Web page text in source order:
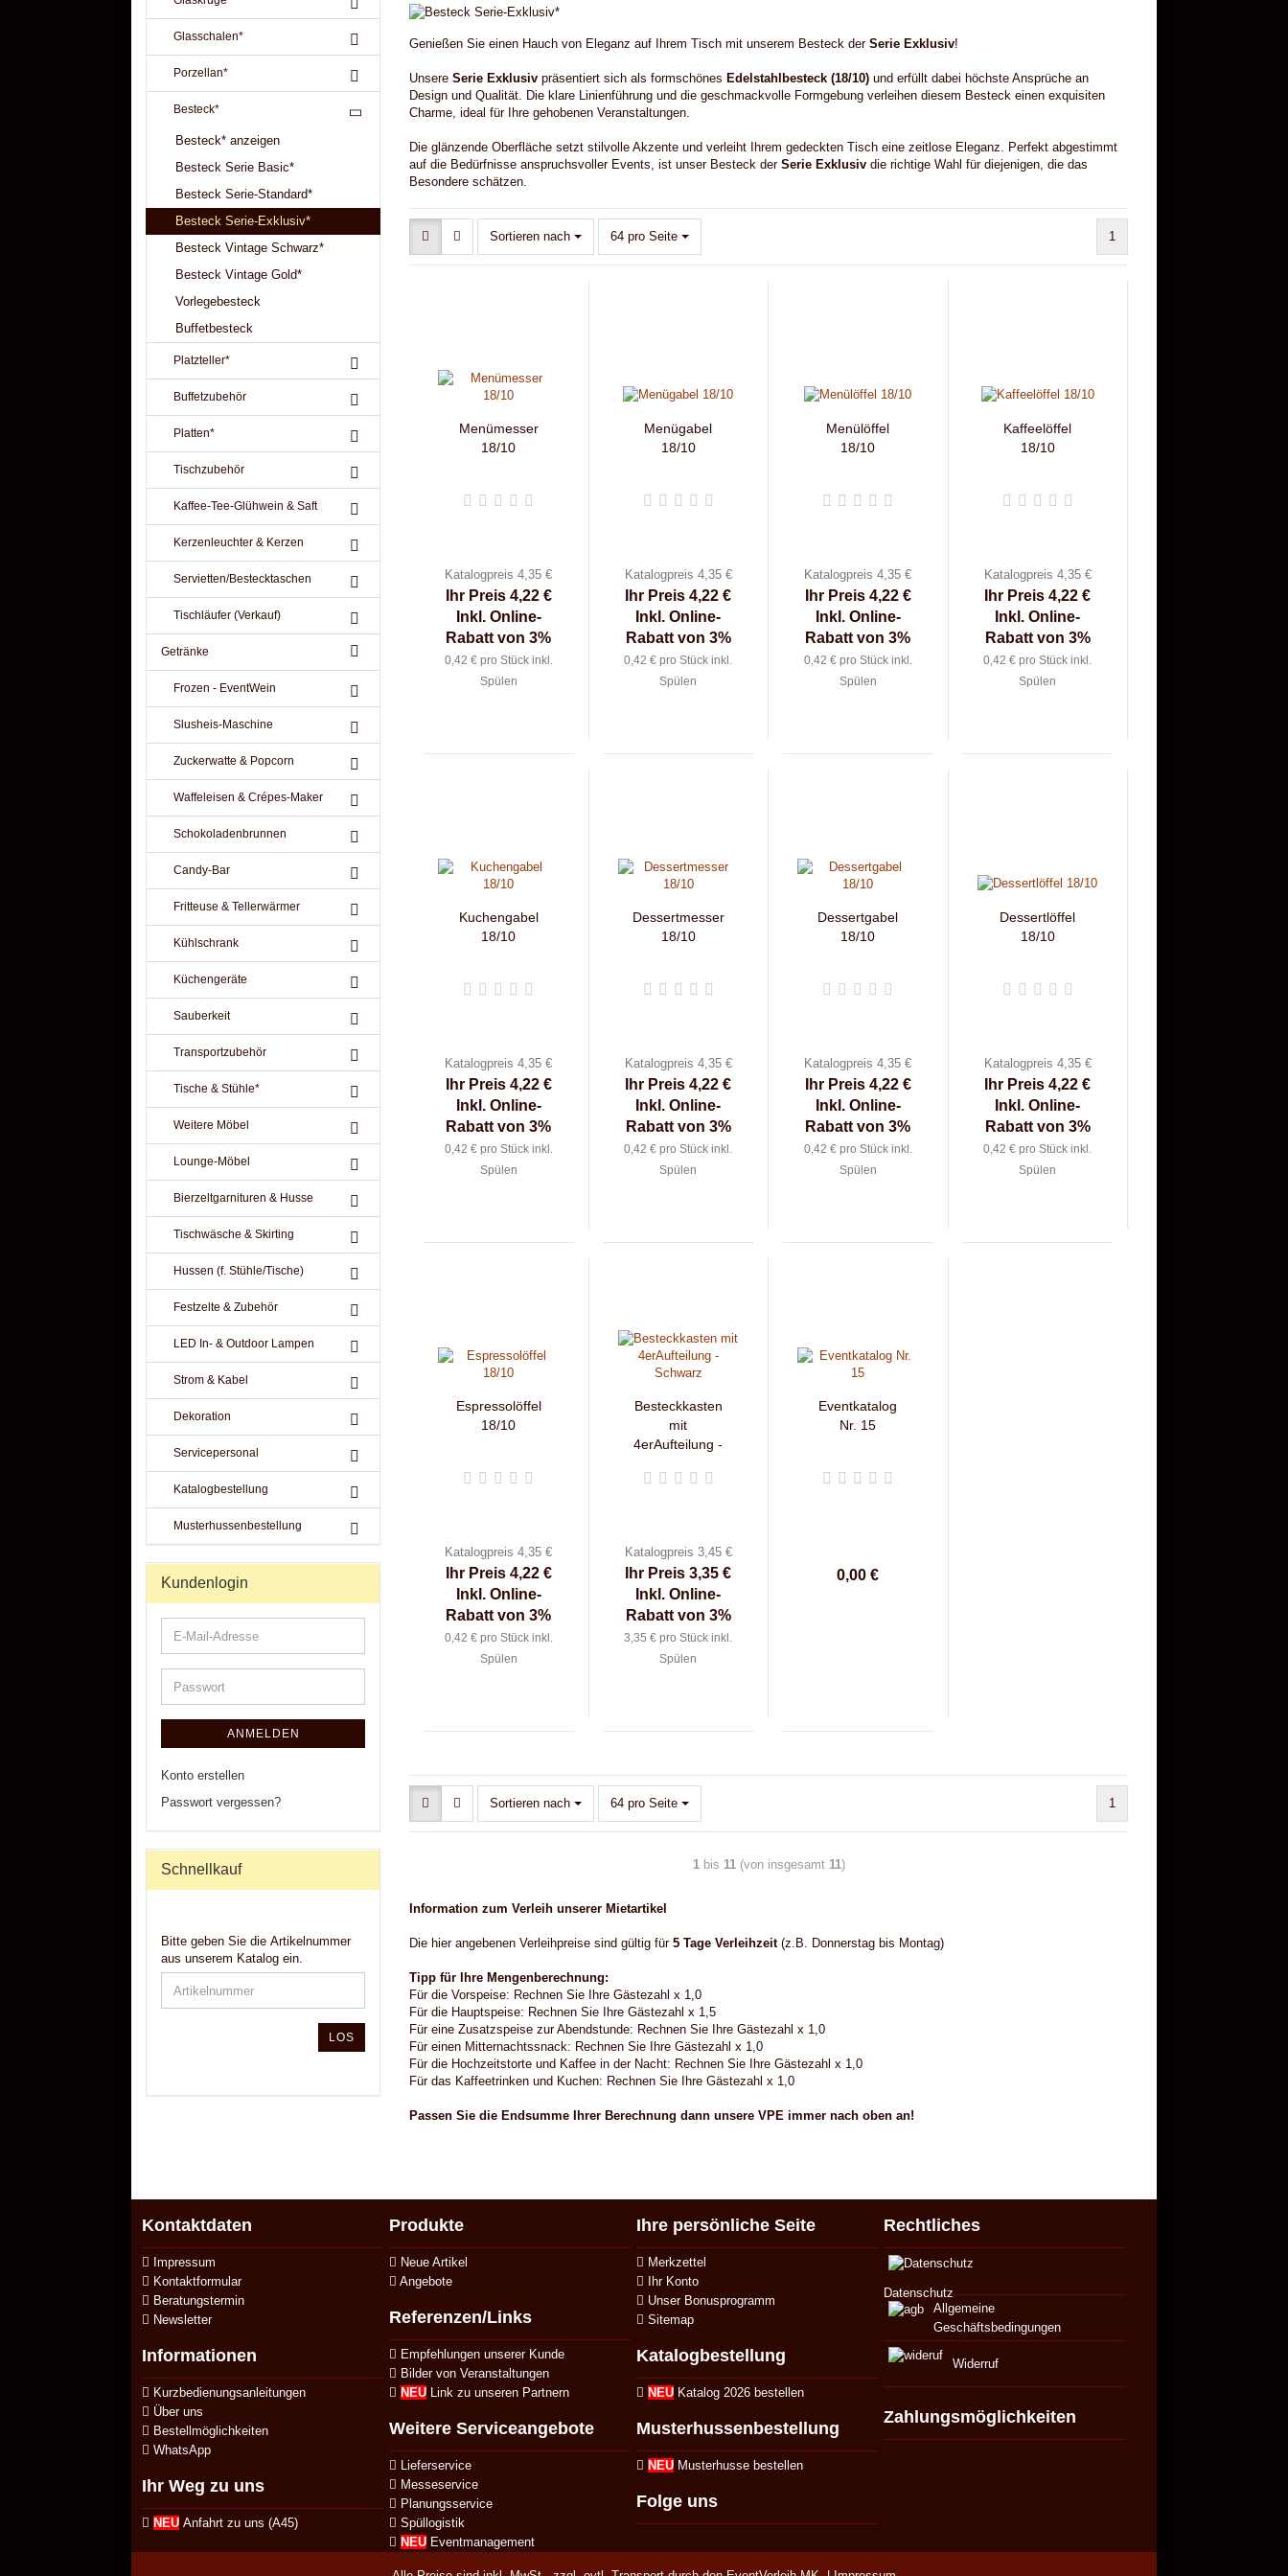
TISCHWÄSCHE & SKIRTING
SERVICEPERSONAL KATALOGBESTELLUNG MUSTERHUSSENBESTELLUNG ÜBER UNS
Genießen Sie einen Hauch von Eleganz auf Ihrem Tisch mit unserem Besteck der Serie Exklusiv!
Unsere Serie Exklusiv präsentiert sich als formschönes Edelstahlbesteck (18/10) und erfüllt dabei höchste Ansprüche an
Design und Qualität. Die klare Linienführung und die geschmackvolle Formgebung verleihen diesem Besteck einen exquisiten
Charme, ideal für Ihre gehobenen Veranstaltungen.
Die glänzende Oberfläche setzt stilvolle Akzente und verleiht Ihrem gedeckten Tisch eine zeitlose Eleganz. Perfekt abgestimmt
auf die Bedürfnisse anspruchsvoller Events, ist unser Besteck der Serie Exklusiv die richtige Wahl für diejenigen, die das
Besondere schätzen.
Sortieren nach 64 pro Seite 1
Menümesser
18/10
Katalogpreis 4,35 €
Ihr Preis 4,22 €
Inkl. Online-
Rabatt von 3%
0,42 € pro Stück inkl.
Spülen
Menügabel
18/10
Katalogpreis 4,35 €
Ihr Preis 4,22 €
Inkl. Online-
Rabatt von 3%
0,42 € pro Stück inkl.
Spülen
Menülöffel
18/10
Katalogpreis 4,35 €
Ihr Preis 4,22 €
Inkl. Online-
Rabatt von 3%
0,42 € pro Stück inkl.
Spülen
Kaffeelöffel
18/10
Katalogpreis 4,35 €
Ihr Preis 4,22 €
Inkl. Online-
Rabatt von 3%
0,42 € pro Stück inkl.
Spülen
Kuchengabel
18/10
Katalogpreis 4,35 €
Ihr Preis 4,22 €
Inkl. Online-
Rabatt von 3%
0,42 € pro Stück inkl.
Spülen
Dessertmesser
18/10
Katalogpreis 4,35 €
Ihr Preis 4,22 €
Inkl. Online-
Rabatt von 3%
0,42 € pro Stück inkl.
Spülen
Dessertgabel
18/10
Katalogpreis 4,35 €
Ihr Preis 4,22 €
Inkl. Online-
Rabatt von 3%
0,42 € pro Stück inkl.
Spülen
Dessertlöffel
18/10
Katalogpreis 4,35 €
Ihr Preis 4,22 €
Inkl. Online-
Rabatt von 3%
0,42 € pro Stück inkl.
Spülen
Espressolöffel
18/10
Katalogpreis 4,35 €
Ihr Preis 4,22 €
Inkl. Online-
Rabatt von 3%
0,42 € pro Stück inkl.
Spülen
Besteckkasten
mit
4erAufteilung -
Katalogpreis 3,45 €
Ihr Preis 3,35 €
Inkl. Online-
Rabatt von 3%
3,35 € pro Stück inkl.
Spülen
Eventkatalog
Nr. 15
0,00 €
Sortieren nach 64 pro Seite 1
1bis 11(von insgesamt 11)
Information zum Verleih unserer Mietartikel
Die hier angebenen Verleihpreise sind gültig für 5 Tage Verleihzeit(z.B. Donnerstag bis Montag)
Tipp für Ihre Mengenberechnung:
Für die Vorspeise: Rechnen Sie Ihre Gästezahl x 1,0
Für die Hauptspeise: Rechnen Sie Ihre Gästezahl x 1,5
Für eine Zusatzspeise zur Abendstunde: Rechnen Sie Ihre Gästezahl x 1,0
Für einen Mitternachtssnack: Rechnen Sie Ihre Gästezahl x 1,0
Für die Hochzeitstorte und Kaffee in der Nacht: Rechnen Sie Ihre Gästezahl x 1,0
Für das Kaffeetrinken und Kuchen: Rechnen Sie Ihre Gästezahl x 1,0
Passen Sie die Endsumme Ihrer Berechnung dann unsere VPE immer nach oben an!
Glasschalen*
Porzellan*
Besteck*
Besteck* anzeigen
Besteck Serie Basic*
Besteck Serie-Standard*
Besteck Serie-Exklusiv*
Besteck Vintage Schwarz*
Besteck Vintage Gold*
Vorlegebesteck
Buffetbesteck
Platzteller*
Buffetzubehör
Platten*
Tischzubehör
Kaffee-Tee-Glühwein & Saft
Kerzenleuchter & Kerzen
Servietten/Bestecktaschen
Tischläufer (Verkauf)
Getränke
Frozen - EventWein
Slusheis-Maschine
Zuckerwatte & Popcorn
Waffeleisen & Crépes-Maker
Schokoladenbrunnen
Candy-Bar
Fritteuse & Tellerwärmer
Kühlschrank
Küchengeräte
Sauberkeit
Transportzubehör
Tische & Stühle*
Weitere Möbel
Lounge-Möbel
Bierzeltgarnituren & Husse
Tischwäsche & Skirting
Hussen (f. Stühle/Tische)
Festzelte & Zubehör
LED In- & Outdoor Lampen
Strom & Kabel
Dekoration
Servicepersonal
Katalogbestellung
Musterhussenbestellung
Kundenlogin
ANMELDEN
Konto erstellen
Passwort vergessen?
Schnellkauf
Bitte geben Sie die Artikelnummer
aus unserem Katalog ein.
LOS
Kontaktdaten
Impressum
Kontaktformular
Beratungstermin
Newsletter
Informationen
Kurzbedienungsanleitungen
Über uns
Bestellmöglichkeiten
WhatsApp
Ihr Weg zu uns
NEU Anfahrt zu uns (A45)
Produkte
Neue Artikel
Angebote
Referenzen/Links
Empfehlungen unserer Kunde
Bilder von Veranstaltungen
NEU Link zu unseren Partnern
Weitere Serviceangebote
Lieferservice
Messeservice
Planungsservice
Spüllogistik
NEU Eventmanagement
Ihre persönliche Seite
Merkzettel
Ihr Konto
Unser Bonusprogramm
Sitemap
Katalogbestellung
NEU Katalog 2026 bestellen
Musterhussenbestellung
NEU Musterhusse bestellen
Folge uns
Rechtliches
Datenschutz
Allgemeine
Geschäftsbedingungen
Widerruf
Zahlungsmöglichkeiten